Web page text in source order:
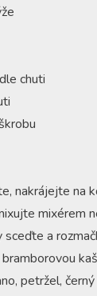
chuti
nakrájejte na
mixérem
a
petržel,